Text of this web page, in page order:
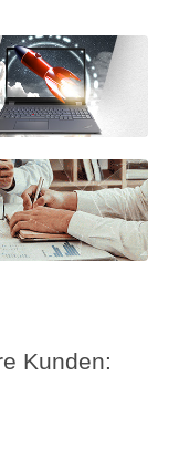
Kunden: